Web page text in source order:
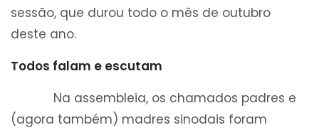
sessão, que durou todo o mês de outubro
deste ano.
Todos falam e escutam
Na assembleia, os chamados padres e
(agora também) madres sinodais foram